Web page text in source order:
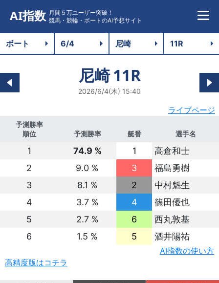
AI指数 月間５万ユーザー突破！
競馬・競輪・ボートのAI予想サイト
尼崎11R
2026/6/4(木) 15:40
ライブページ
予測勝率
順位
予測勝率 艇番 選手名
1 74.9 % 1
高倉和士
2
9.0 % 3
福島勇樹
3
8.1 % 2
中村魁生
4
3.7 % 4
篠田優也
5
2.7 % 6
西丸敦基
6
1.5 % 5 酒井陽祐
AI指数の使い方
高精度版はコチラ